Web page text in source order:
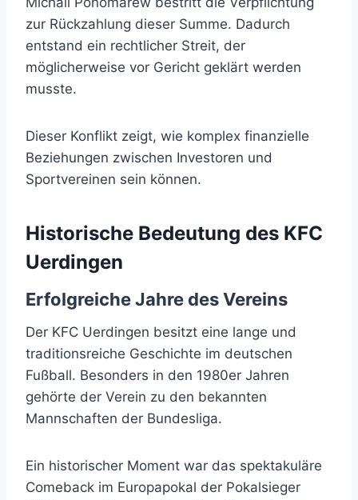
zur Rückzahlung dieser Summe. Dadurch
entstand ein rechtlicher Streit, der
möglicherweise vor Gericht geklärt werden
musste.
Dieser Konflikt zeigt, wie komplex finanzielle
Beziehungen zwischen Investoren und
Sportvereinen sein können.
Historische Bedeutung des KFC
Uerdingen
Erfolgreiche Jahre des Vereins
Der KFC Uerdingen besitzt eine lange und
traditionsreiche Geschichte im deutschen
Fußball. Besonders in den 1980er Jahren
gehörte der Verein zu den bekannten
Mannschaften der Bundesliga.
Ein historischer Moment war das spektakuläre
Comeback im Europapokal der Pokalsieger